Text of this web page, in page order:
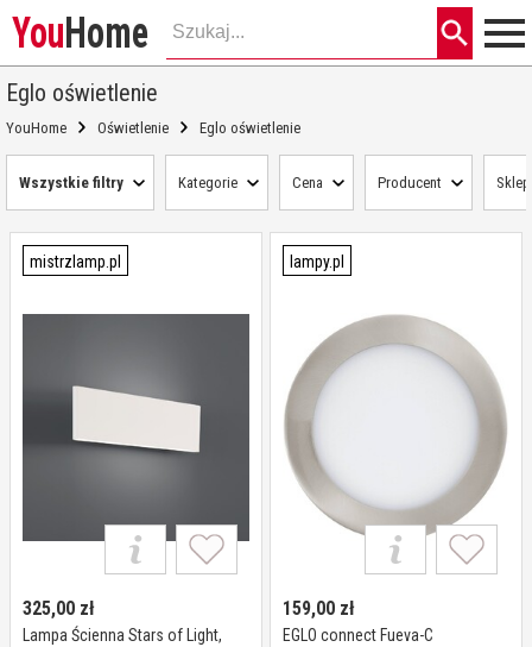
YouHome
Eglo oświetlenie
YouHome Oświetlenie Eglo oświetlenie
Wszystkie filtry Kategorie Cena Producent Sklep
mistrzlamp.pl
325,00 zł
Lampa Ścienna Stars of Light,
lampy.pl
159,00 zł
EGLO connect Fueva-C